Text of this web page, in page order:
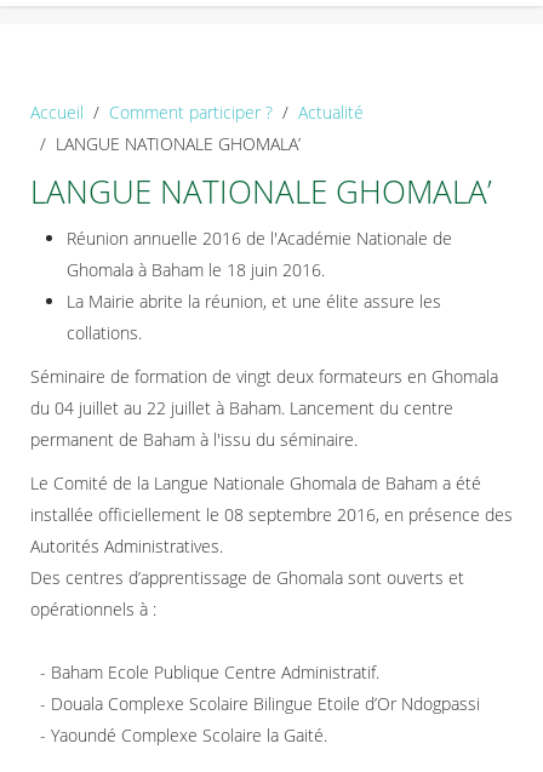
Accueil Comment participer ?
Actualité
LANGUE NATIONALE GHOMALA’
LANGUE NATIONALE GHOMALA’
Réunion annuelle 2016 de l'Académie Nationale de
Ghomala à Baham le 18 juin 2016.
La Mairie abrite la réunion, et une élite assure les
collations.
Séminaire de formation de vingt deux formateurs en Ghomala
du 04 juillet au 22 juillet à Baham. Lancement du centre
permanent de Baham à l'issu du séminaire.
Le Comité de la Langue Nationale Ghomala de Baham a été
installée officiellement le 08 septembre 2016, en présence des
Autorités Administratives.
Des centres d’apprentissage de Ghomala sont ouverts et
opérationnels à :
- Baham Ecole Publique Centre Administratif.
- Douala Complexe Scolaire Bilingue Etoile d’Or Ndogpassi
- Yaoundé Complexe Scolaire la Gaité.